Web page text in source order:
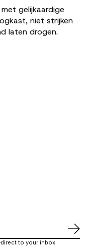
gelijkaardige
niet strijken
laten drogen.
to your inbox.